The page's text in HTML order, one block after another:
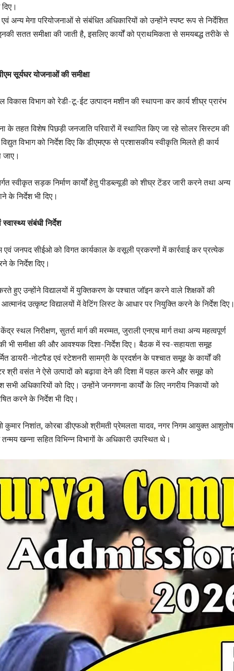
अन्य मेगा परियोजनाओं से संबंधित अधिकारियों को उन्होंने स्पष्ट रूप से निर्देशित
सतत समीक्षा की जाती है, इसलिए कार्यों को प्राथमिकता से समयबद्ध तरीके से
सूर्यघर योजनाओं की समीक्षा
विभाग को रेडी-टू-ईट उत्पादन मशीन की स्थापना कर कार्य शीघ्र प्रारंभ
के तहत विशेष पिछड़ी जनजाति परिवारों में स्थापित किए जा रहे सोलर सिस्टम की
विभाग को निर्देश दिए कि डीएमएफ से प्रशासकीय स्वीकृति मिलते ही कार्य
जाए।
स्वीकृत सड़क निर्माण कार्यों हेतु पीडब्ल्यूडी को शीघ्र टेंडर जारी करने तथा अन्य
के निर्देश भी दिए।
संबंधी निर्देश
जनपद सीईओ को विगत कार्यकाल के वसूली प्रकरणों में कार्रवाई कर प्रत्येक
के निर्देश दिए।
करते हुए उन्होंने विद्यालयों में युक्तिकरण के पश्चात जॉइन करने वाले शिक्षकों की
आत्मानंद उत्कृष्ट विद्यालयों में वेटिंग लिस्ट के आधार पर नियुक्ति करने के निर्देश दिए।
स्थल निरीक्षण, सुतर्रा मार्ग की मरम्मत, जुराली एनएच मार्ग तथा अन्य महत्वपूर्ण
की भी समीक्षा की और आवश्यक दिशा-निर्देश दिए। बैठक में स्व-सहायता समूह
डायरी-नोटपैड एवं स्टेशनरी सामग्री के प्रदर्शन के पश्चात समूह के कार्यों की
श्री वसंत ने ऐसे उत्पादों को बढ़ावा देने की दिशा में पहल करने और समूह को
सभी अधिकारियों को दिए। उन्होंने जनगणना कार्यों के लिए नगरीय निकायों को
करने के निर्देश भी दिए।
निशांत, कोरबा डीएफओ श्रीमती प्रेमलता यादव, नगर निगम आयुक्त आशुतोष
खन्ना सहित विभिन्न विभागों के अधिकारी उपस्थित थे।